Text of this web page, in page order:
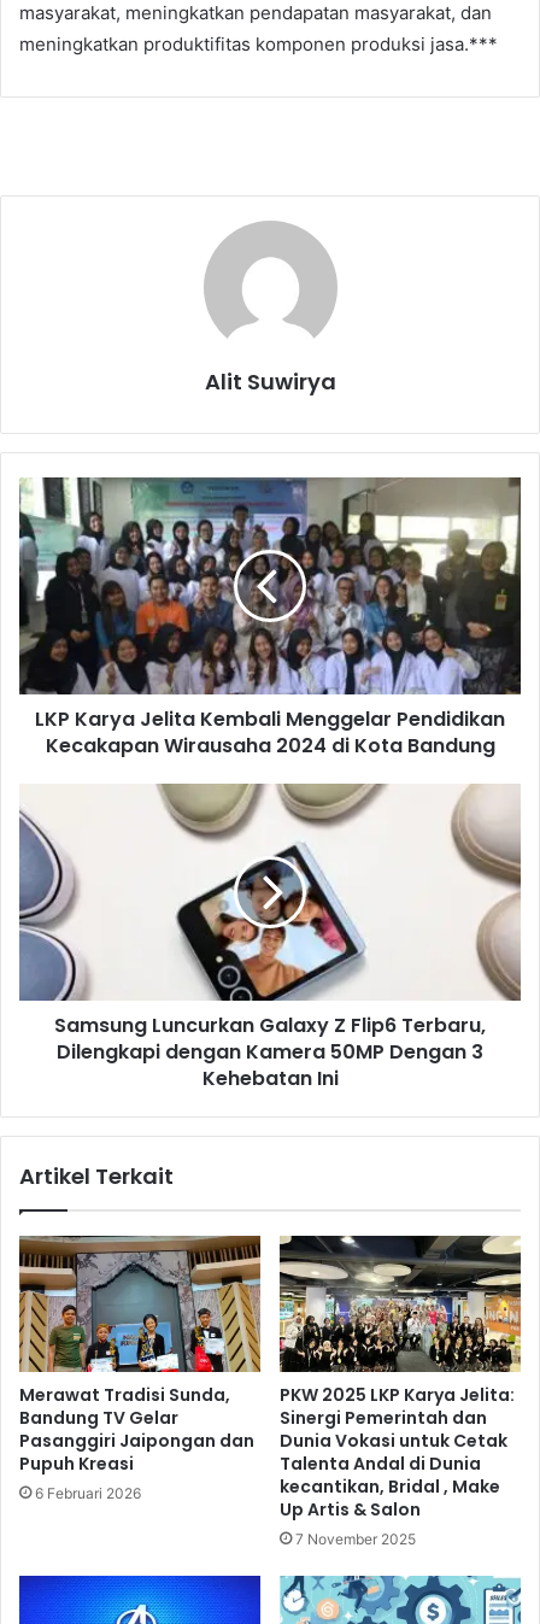
masyarakat, meningkatkan pendapatan masyarakat, dan
meningkatkan produktifitas komponen produksi jasa.***
Alit Suwirya
L
K
P
K
a
y
a
J
a
b
i
g
l
P
e
n
d
i
d
i
k
a
K
a
LKP Karya Jelita Kembali Menggelar Pendidikan
Kecakapan Wirausaha 2024 di Kota Bandung
a
u
n
u
n
l
a
x
y
Z
F
l
i
p
T
b
Samsung Luncurkan Galaxy Z Flip6 Terbaru,
Dilengkapi dengan Kamera 50MP Dengan 3
Kehebatan Ini
Artikel Terkait
Merawat Tradisi Sunda,
Bandung TV Gelar
Pasanggiri Jaipongan dan
Pupuh Kreasi
6 Februari 2026
PKW 2025 LKP Karya Jelita:
Sinergi Pemerintah dan
Dunia Vokasi untuk Cetak
Talenta Andal di Dunia
kecantikan, Bridal , Make
Up Artis & Salon
7 November 2025